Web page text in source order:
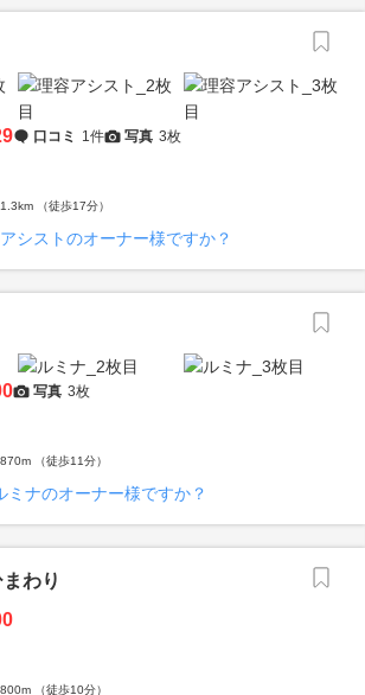
口コミ 1件 写真 3枚
（徒歩17分）
シストのオーナー様ですか？
写真 3枚
（徒歩11分）
ミナのオーナー様ですか？
わり
（徒歩10分）